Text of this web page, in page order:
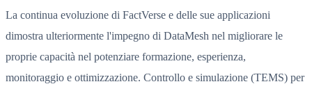
La continua evoluzione di FactVerse e delle sue applicazioni
dimostra ulteriormente l'impegno di DataMesh nel migliorare le
proprie capacità nel potenziare formazione, esperienza,
monitoraggio e ottimizzazione. Controllo e simulazione (TEMS) per